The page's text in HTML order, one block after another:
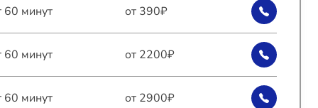
60 минут от 390₽
60 минут от 2200₽
60 минут от 2900₽